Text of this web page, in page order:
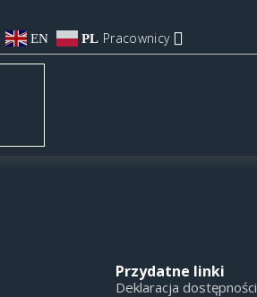
EN PL Pracownicy
Przydatne linki
Deklaracja dostępności